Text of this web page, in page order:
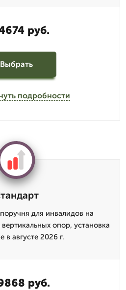
руб.
Выбрать
подробности
для инвалидов на
опор, установка
в августе 2026 г.
руб.